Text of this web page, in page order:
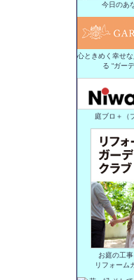
今日のあ
心ときめく幸せ
る “ガー
庭ブロ＋（
お庭の工
リフォーム